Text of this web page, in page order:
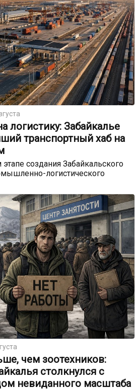
логистику: Забайкалье
транспортный хаб на
создания Забайкальского
логистического
чем зоотехников:
столкнулся с
невиданного масштаба